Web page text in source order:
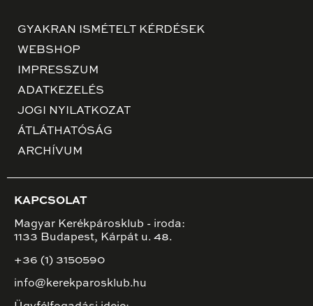
GYAKRAN ISMÉTELT KÉRDÉSEK
WEBSHOP
IMPRESSZUM
ADATKEZELÉS
JOGI NYILATKOZAT
ÁTLÁTHATÓSÁG
ARCHÍVUM
KAPCSOLAT
Magyar Kerékpárosklub - iroda:
1133 Budapest, Kárpát u. 48.
+36 (1) 3150590
info@kerekparosklub.hu